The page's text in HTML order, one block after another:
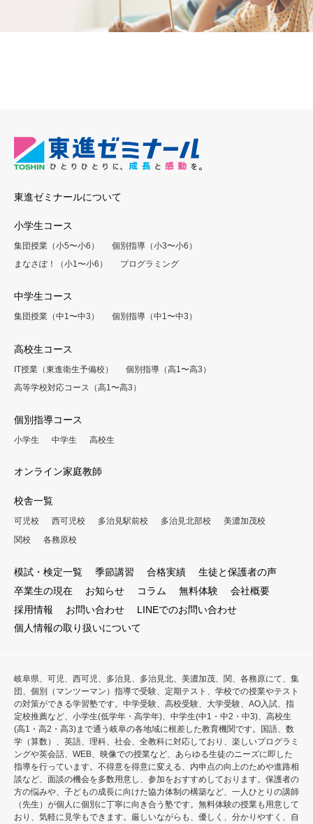
東進ゼミナールについて
小学生コース
集団授業（小5〜小6）
個別指導（小3〜小6）
まなさぽ！（小1〜小6）
プログラミング
中学生コース
集団授業（中1〜中3） 個別指導（中1〜中3）
高校生コース
IT授業（東進衛生予備校）
個別指導（高1〜高3）
高等学校対応コース（高1〜高3）
個別指導コース
小学生 中学生 高校生
オンライン家庭教師
校舎一覧
可児校 西可児校 多治見駅前校 多治見北部校
美濃加茂校
関校
各務原校
模試・検定一覧 季節講習 合格実績
生徒と保護者の声
卒業生の現在
お知らせ コラム 無料体験
会社概要
採用情報
お問い合わせ
LINEでのお問い合わせ
個人情報の取り扱いについて
岐阜県、可児、西可児、多治見、多治見北、美濃加茂、関、各務原にて、集
団、個別（マンツーマン）指導で受験、定期テスト、学校での授業やテスト
の対策ができる学習塾です。中学受験、高校受験、大学受験、AO入試、指
定校推薦など、小学生(低学年・高学年)、中学生(中1・中2・中3)、高校生
(高1・高2・高3)まで通う岐阜の各地域に根差した教育機関です。国語、数
学（算数）、英語、理科、社会、全教科に対応しており、楽しいプログラミ
ングや英会話、WEB、映像での授業など、あらゆる生徒のニーズに即した
指導を行っています。不得意を得意に変える、内申点の向上のためや進路相
談など、面談の機会を多数用意し、参加をおすすめしております。保護者の
方の悩みや、子どもの成長に向けた協力体制の構築など、一人ひとりの講師
（先生）が個人に個別に丁寧に向き合う塾です。無料体験の授業も用意して
おり、気軽に見学もできます。厳しいながらも、優しく、分かりやすく、自